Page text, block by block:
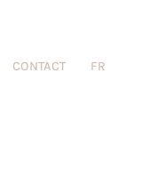
CONTACT FR